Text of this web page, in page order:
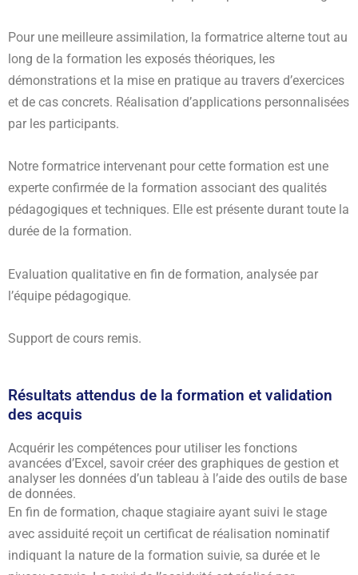
Pour une meilleure assimilation, la formatrice alterne tout au
long de la formation les exposés théoriques, les
démonstrations et la mise en pratique au travers d’exercices
et de cas concrets. Réalisation d’applications personnalisées
par les participants.
Notre formatrice intervenant pour cette formation est une
experte confirmée de la formation associant des qualités
pédagogiques et techniques. Elle est présente durant toute la
durée de la formation.
Evaluation qualitative en fin de formation, analysée par
l’équipe pédagogique.
Support de cours remis.
Résultats attendus de la formation et validation
des acquis
Acquérir les compétences pour utiliser les fonctions
avancées d’Excel, savoir créer des graphiques de gestion et
analyser les données d’un tableau à l’aide des outils de base
de données.
En fin de formation, chaque stagiaire ayant suivi le stage
avec assiduité reçoit un certificat de réalisation nominatif
indiquant la nature de la formation suivie, sa durée et le